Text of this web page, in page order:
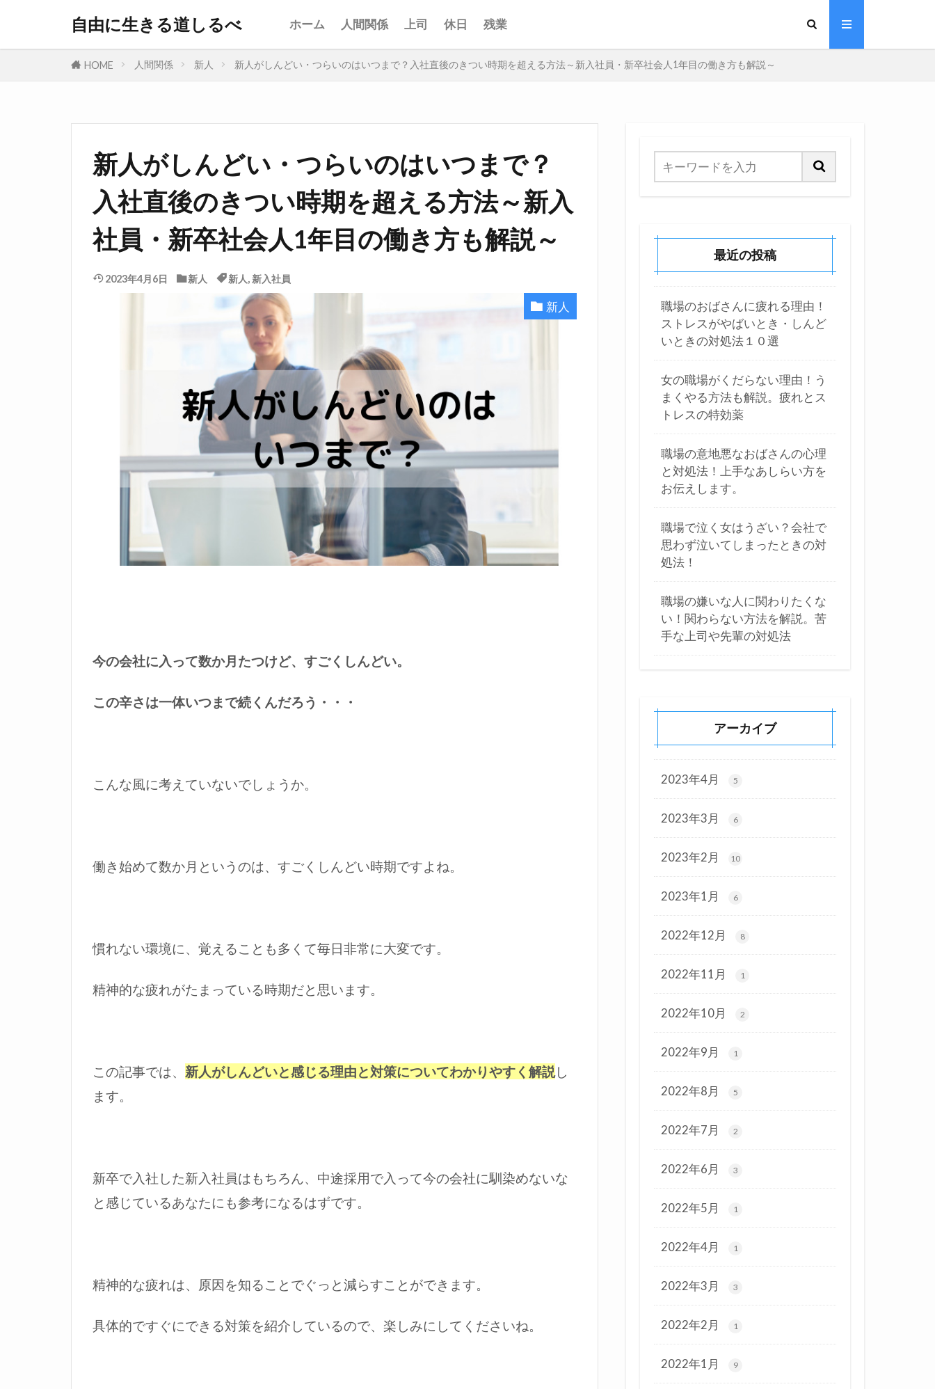
自由に生きる道しるべ ホーム 人間関係 上司 休日 残業
HOME 人間関係 新人 新人がしんどい・つらいのはいつまで？入社直後のきつい時期を超える方法～新入社員・新卒社会人1年目の働き方も解説～
新人がしんどい・つらいのはいつまで？
入社直後のきつい時期を超える方法～新入
社員・新卒社会人1年目の働き方も解説～
2023年4月6日 新人 新人, 新入社員
新人
今の会社に入って数か月たつけど、すごくしんどい。
この辛さは一体いつまで続くんだろう・・・
こんな風に考えていないでしょうか。
働き始めて数か月というのは、すごくしんどい時期ですよね。
慣れない環境に、覚えることも多くて毎日非常に大変です。
精神的な疲れがたまっている時期だと思います。
この記事では、 新人がしんどいと感じる理由と対策についてわかりやすく解説 し
ます。
新卒で入社した新入社員はもちろん、中途採用で入って今の会社に馴染めないな
と感じているあなたにも参考になるはずです。
精神的な疲れは、原因を知ることでぐっと減らすことができます。
具体的ですぐにできる対策を紹介しているので、楽しみにしてくださいね。
最近の投稿
職場のおばさんに疲れる理由！
ストレスがやばいとき・しんど
いときの対処法１０選
女の職場がくだらない理由！う
まくやる方法も解説。疲れとス
トレスの特効薬
職場の意地悪なおばさんの心理
と対処法！上手なあしらい方を
お伝えします。
職場で泣く女はうざい？会社で
思わず泣いてしまったときの対
処法！
職場の嫌いな人に関わりたくな
い！関わらない方法を解説。苦
手な上司や先輩の対処法
アーカイブ
2023年4月 5
2023年3月 6
2023年2月 10
2023年1月 6
2022年12月 8
2022年11月 1
2022年10月 2
2022年9月 1
2022年8月 5
2022年7月 2
2022年6月 3
2022年5月 1
2022年4月 1
2022年3月 3
2022年2月 1
2022年1月 9